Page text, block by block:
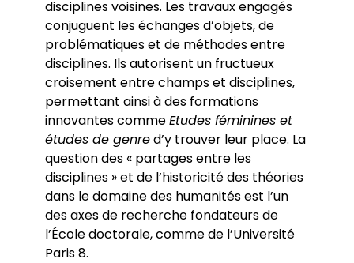
disciplines voisines. Les travaux engagés
conjuguent les échanges d’objets, de
problématiques et de méthodes entre
disciplines. Ils autorisent un fructueux
croisement entre champs et disciplines,
permettant ainsi à des formations
innovantes commeEtudes féminines et
études de genred’y trouver leur place. La
question des « partages entre les
disciplines » et de l’historicité des théories
dans le domaine des humanités est l’un
des axes de recherche fondateurs de
l’École doctorale, comme de l’Université
Paris 8.